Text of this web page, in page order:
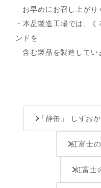
お早めにお召し上がり
・本品製造工場では、
ンドを
含む製品を製造してい
「静缶」 しずお
紅富士
紅富士